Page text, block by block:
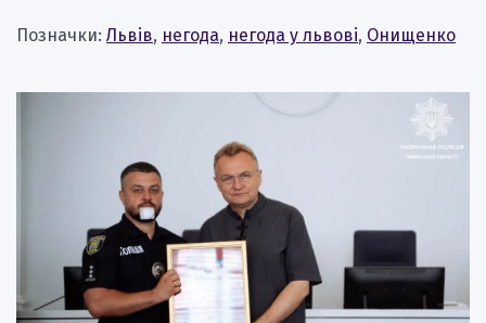
Позначки: Львів, негода, негода у львові, Онищенко